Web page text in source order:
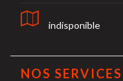
indisponible
NOS SERVICES